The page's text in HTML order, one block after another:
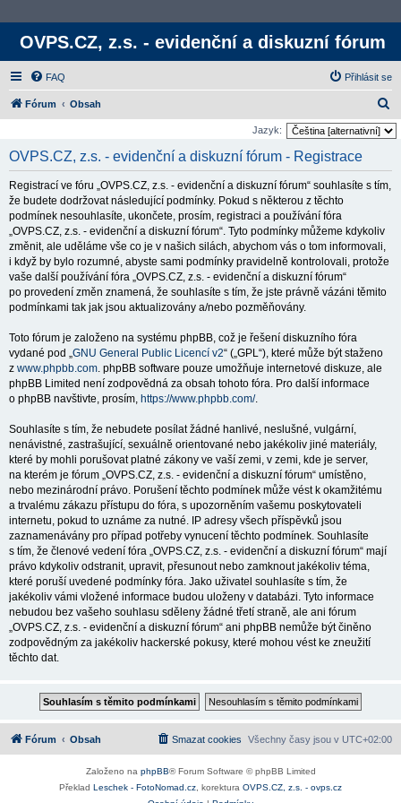
OVPS.CZ, z.s. - evidenční a diskuzní fórum
FAQ Přihlásit se
Fórum Obsah
l
Jazyk:
OVPS.CZ, z.s. - evidenční a diskuzní fórum - Registrace
Registrací ve fóru „OVPS.CZ, z.s. - evidenční a diskuzní fórum“ souhlasíte s tím,
že budete dodržovat následující podmínky. Pokud s některou z těchto
podmínek nesouhlasíte, ukončete, prosím, registraci a používání fóra
„OVPS.CZ, z.s. - evidenční a diskuzní fórum“. Tyto podmínky můžeme kdykoliv
změnit, ale uděláme vše co je v našich silách, abychom vás o tom informovali,
i když by bylo rozumné, abyste sami podmínky pravidelně kontrolovali, protože
vaše další používání fóra „OVPS.CZ, z.s. - evidenční a diskuzní fórum“
po provedení změn znamená, že souhlasíte s tím, že jste právně vázáni těmito
podmínkami tak jak jsou aktualizovány a/nebo pozměňovány.
Toto fórum je založeno na systému phpBB, což je řešení diskuzního fóra
vydané pod „GNU General Public Licencí v2“ („GPL“), které může být staženo
z www.phpbb.com. phpBB software pouze umožňuje internetové diskuze, ale
phpBB Limited není zodpovědná za obsah tohoto fóra. Pro další informace
o phpBB navštivte, prosím, https://www.phpbb.com/.
Souhlasíte s tím, že nebudete posílat žádné hanlivé, neslušné, vulgární,
nenávistné, zastrašující, sexuálně orientované nebo jakékoliv jiné materiály,
které by mohli porušovat platné zákony ve vaší zemi, v zemi, kde je server,
na kterém je fórum „OVPS.CZ, z.s. - evidenční a diskuzní fórum“ umístěno,
nebo mezinárodní právo. Porušení těchto podmínek může vést k okamžitému
a trvalému zákazu přístupu do fóra, s upozorněním vašemu poskytovateli
internetu, pokud to uznáme za nutné. IP adresy všech příspěvků jsou
zaznamenávány pro případ potřeby vynucení těchto podmínek. Souhlasíte
s tím, že členové vedení fóra „OVPS.CZ, z.s. - evidenční a diskuzní fórum“ mají
právo kdykoliv odstranit, upravit, přesunout nebo zamknout jakékoliv téma,
které poruší uvedené podmínky fóra. Jako uživatel souhlasíte s tím, že
jakékoliv vámi vložené informace budou uloženy v databázi. Tyto informace
nebudou bez vašeho souhlasu sděleny žádné třetí straně, ale ani fórum
„OVPS.CZ, z.s. - evidenční a diskuzní fórum“ ani phpBB nemůže být činěno
zodpovědným za jakékoliv hackerské pokusy, které mohou vést ke zneužití
těchto dat.
Fórum Obsah Všechny časy jsou v UTC+02:00
Smazat cookies
Založeno na phpBB® Forum Software © phpBB Limited
Překlad Leschek - FotoNomad.cz , korektura OVPS.CZ, z.s. - ovps.cz